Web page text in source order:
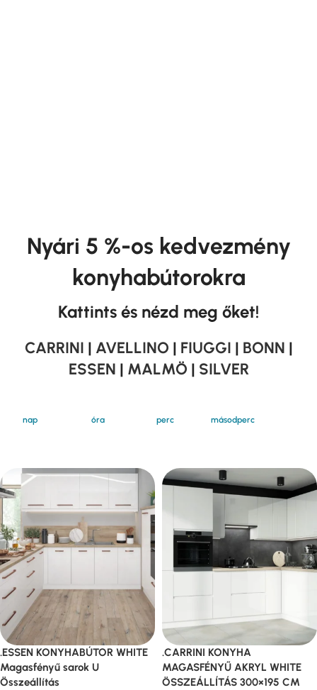
Nyári 5 %-os kedvezmény
konyhabútorokra
Kattints és nézd meg őket!
CARRINI | AVELLINO | FIUGGI | BONN |
ESSEN | MALMÖ | SILVER
nap óra perc másodperc
.ESSEN KONYHABÚTOR WHITE
Magasfényű sarok U
Összeállítás
.CARRINI KONYHA
MAGASFÉNYŰ AKRYL WHITE
ÖSSZEÁLLÍTÁS 300×195 CM